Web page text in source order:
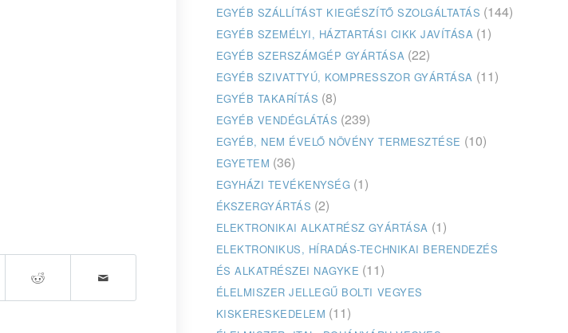
EGYÉB SZÁLLÍTÁST KIEGÉSZÍTŐ SZOLGÁLTATÁS (144)
EGYÉB SZEMÉLYI, HÁZTARTÁSI CIKK JAVÍTÁSA (1)
EGYÉB SZERSZÁMGÉP GYÁRTÁSA (22)
EGYÉB SZIVATTYÚ, KOMPRESSZOR GYÁRTÁSA (11)
EGYÉB TAKARÍTÁS (8)
EGYÉB VENDÉGLÁTÁS (239)
EGYÉB, NEM ÉVELŐ NÖVÉNY TERMESZTÉSE (10)
EGYETEM (36)
EGYHÁZI TEVÉKENYSÉG (1)
ÉKSZERGYÁRTÁS (2)
ELEKTRONIKAI ALKATRÉSZ GYÁRTÁSA (1)
ELEKTRONIKUS, HÍRADÁS-TECHNIKAI BERENDEZÉS
ÉS ALKATRÉSZEI NAGYKE (11)
ÉLELMISZER JELLEGŰ BOLTI VEGYES
KISKERESKEDELEM (11)